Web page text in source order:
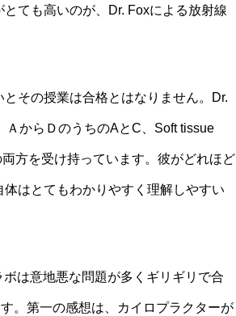
ても高いのが、Dr. Foxによる放射線
その授業は合格とはなりません。Dr.
からＤのうちのAとC、Soft tissue
方を受け持っています。彼がどれほど
はとてもわかりやすく理解しやすい
は意地悪な問題が多くギリギリで合
。第一の感想は、カイロプラクターが